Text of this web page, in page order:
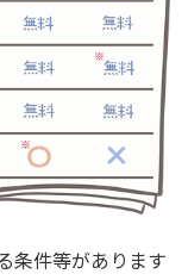
条件等があります